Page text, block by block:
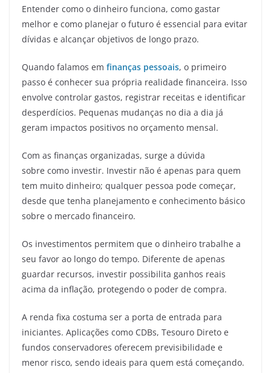
Entender como o dinheiro funciona, como gastar
melhor e como planejar o futuro é essencial para evitar
dívidas e alcançar objetivos de longo prazo.
Quando falamos em finanças pessoais, o primeiro
passo é conhecer sua própria realidade financeira. Isso
envolve controlar gastos, registrar receitas e identificar
desperdícios. Pequenas mudanças no dia a dia já
geram impactos positivos no orçamento mensal.
Com as finanças organizadas, surge a dúvida
sobre como investir. Investir não é apenas para quem
tem muito dinheiro; qualquer pessoa pode começar,
desde que tenha planejamento e conhecimento básico
sobre o mercado financeiro.
Os investimentos permitem que o dinheiro trabalhe a
seu favor ao longo do tempo. Diferente de apenas
guardar recursos, investir possibilita ganhos reais
acima da inflação, protegendo o poder de compra.
A renda fixa costuma ser a porta de entrada para
iniciantes. Aplicações como CDBs, Tesouro Direto e
fundos conservadores oferecem previsibilidade e
menor risco, sendo ideais para quem está começando.